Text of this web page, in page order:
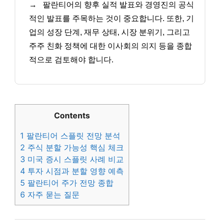
→
팔란티어의 향후 실적 발표와 경영진의 공식
적인 발표를 주목하는 것이 중요합니다. 또한, 기
업의 성장 단계, 재무 상태, 시장 분위기, 그리고
주주 친화 정책에 대한 이사회의 의지 등을 종합
적으로 검토해야 합니다.
Contents
1 팔란티어 스플릿 전망 분석
2 주식 분할 가능성 핵심 체크
3 미국 증시 스플릿 사례 비교
4 투자 시점과 분할 영향 예측
5 팔란티어 주가 전망 종합
6 자주 묻는 질문